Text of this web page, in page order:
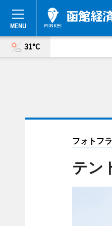
31°C
フォトフ
テン